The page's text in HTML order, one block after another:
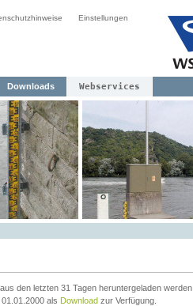
Einstellungen
Downloads Webservices
den letzten 31 Tagen heruntergeladen werden.
als Download zur Verfügung.